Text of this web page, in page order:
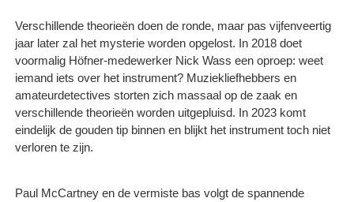
Verschillende theorieën doen de ronde, maar pas vijfenveertig
jaar later zal het mysterie worden opgelost. In 2018 doet
voormalig Höfner-medewerker Nick Wass een oproep: weet
iemand iets over het instrument? Muziekliefhebbers en
amateurdetectives storten zich massaal op de zaak en
verschillende theorieën worden uitgepluisd. In 2023 komt
eindelijk de gouden tip binnen en blijkt het instrument toch niet
verloren te zijn.
Paul McCartney en de vermiste bas volgt de spannende